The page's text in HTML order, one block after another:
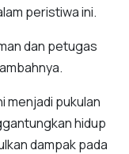
peristiwa ini.
dan petugas
menjadi pukulan
hidup
dampak pada